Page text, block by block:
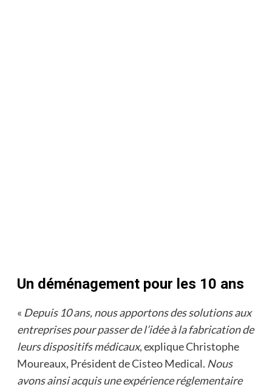
Un déménagement pour les 10 ans
« Depuis 10 ans, nous apportons des solutions aux
entreprises pour passer de l’idée à la fabrication de
leurs dispositifs médicaux, explique Christophe
Moureaux, Président de Cisteo Medical. Nous
avons ainsi acquis une expérience réglementaire